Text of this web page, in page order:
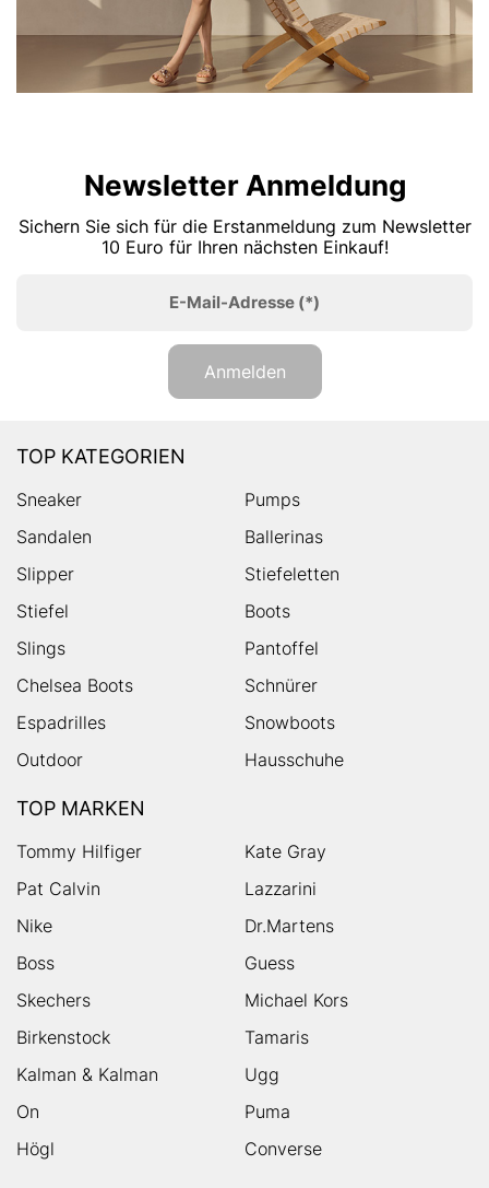
Newsletter Anmeldung
Sichern Sie sich für die Erstanmeldung zum Newsletter
10 Euro für Ihren nächsten Einkauf!
E-Mail-Adresse (*)
Anmelden
TOP KATEGORIEN
Sneaker
Pumps
Sandalen
Ballerinas
Slipper
Stiefeletten
Stiefel
Boots
Slings
Pantoffel
Chelsea Boots
Schnürer
Espadrilles
Snowboots
Outdoor
Hausschuhe
TOP MARKEN
Tommy Hilfiger
Kate Gray
Pat Calvin
Lazzarini
Nike
Dr.Martens
Boss
Guess
Skechers
Michael Kors
Birkenstock
Tamaris
Kalman & Kalman
Ugg
On
Puma
Högl
Converse